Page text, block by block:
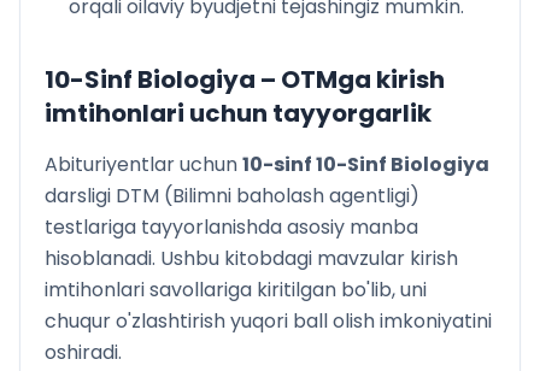
Turlarning paydo bo‘lishi
embriologiya fanlari dalillari
Evolutsiyani isbotlashda solishtirma anatomiya,
paleontologiya fanlari dalillari
Evolutsiyani isbotlashda biogeografiya fani dalillari
Evolutsion o‘zgarishlarning tiplari
Organik olam evolutsiyasining asosiy yo‘nalishlari
Yerda hayotning paydo bo‘lishi haqidagi nazariyalar
Biokimyoviy evolutsiya nazariyasi
Arxey, proterozoy eralaridagi hayot
Paleozoy erasidagi hayot
Mezozoy, kaynazoy eralaridagi hayot
orqali oilaviy byudjetni tejashingiz mumkin.
10-Sinf Biologiya – OTMga kirish
imtihonlari uchun tayyorgarlik
Abituriyentlar uchun10-sinf10-Sinf Biologiya
darsligi DTM (Bilimni baholash agentligi)
testlariga tayyorlanishda asosiy manba
hisoblanadi. Ushbu kitobdagi mavzular kirish
imtihonlari savollariga kiritilgan bo'lib, uni
chuqur o'zlashtirish yuqori ball olish imkoniyatini
oshiradi.